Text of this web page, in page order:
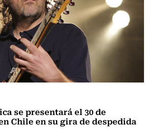
se presentará el 30 de
Chile en su gira de despedida